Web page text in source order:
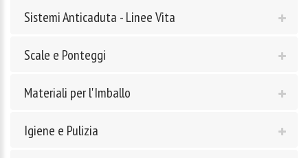
Sistemi Anticaduta - Linee Vita
Scale e Ponteggi
Materiali per l'Imballo
Igiene e Pulizia